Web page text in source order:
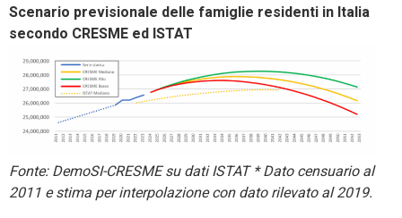
Scenario previsionale delle famiglie residenti in Italia
secondo CRESME ed ISTAT
Fonte: DemoSI-CRESME su dati ISTAT * Dato censuario al
2011 e stima per interpolazione con dato rilevato al 2019.